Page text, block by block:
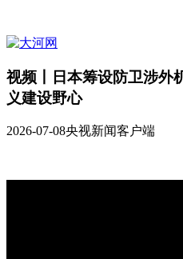
视频丨日本筹设防卫涉外
义建设野心
2026-07-08央视新闻客户端